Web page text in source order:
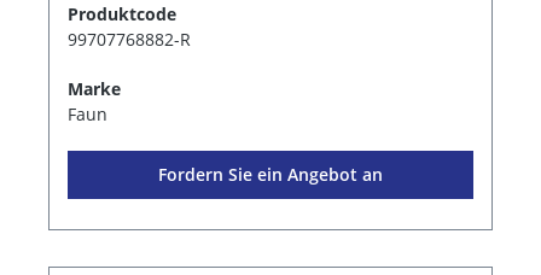
Produktcode
99707768882-R
Marke
Faun
Fordern Sie ein Angebot an